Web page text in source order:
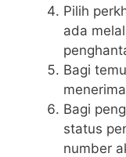
Pilih
ada
Bagi
Bagi
status
number